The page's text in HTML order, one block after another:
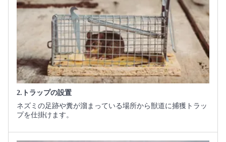
2.トラップの設置
ネズミの足跡や糞が溜まっている場所から獣道に捕獲トラッ
プを仕掛けます。